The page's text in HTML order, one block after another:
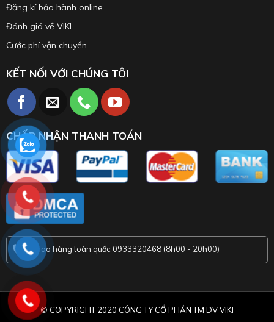
Đăng kí bảo hành online
Đánh giá về VIKI
Cước phí vận chuyển
KẾT NỐI VỚI CHÚNG TÔI
CHẤP NHẬN THANH TOÁN
Giao hàng toàn quốc 0933320468 (8h00 - 20h00)
© COPYRIGHT 2020 CÔNG TY CỔ PHẦN TM DV VIKI